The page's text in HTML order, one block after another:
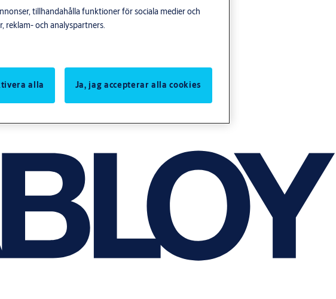
tillhandahålla funktioner för sociala medier och
reklam- och analyspartners.
alla
Ja, jag accepterar alla cookies